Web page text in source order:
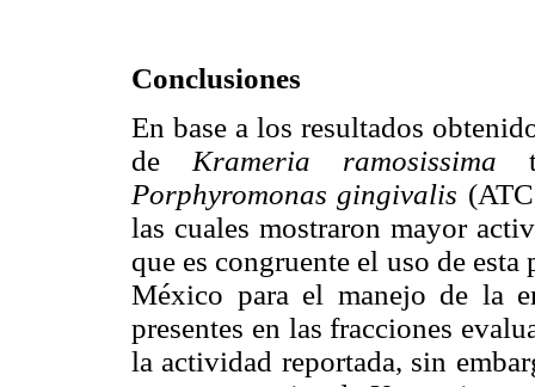
Conclusiones
En base a los resultados
de Krameria ramosissima
Porphyromonas gingivalis
las cuales mostraron mayor
que es congruente el uso de
México para el manejo de la
presentes en las fracciones
la actividad reportada, sin